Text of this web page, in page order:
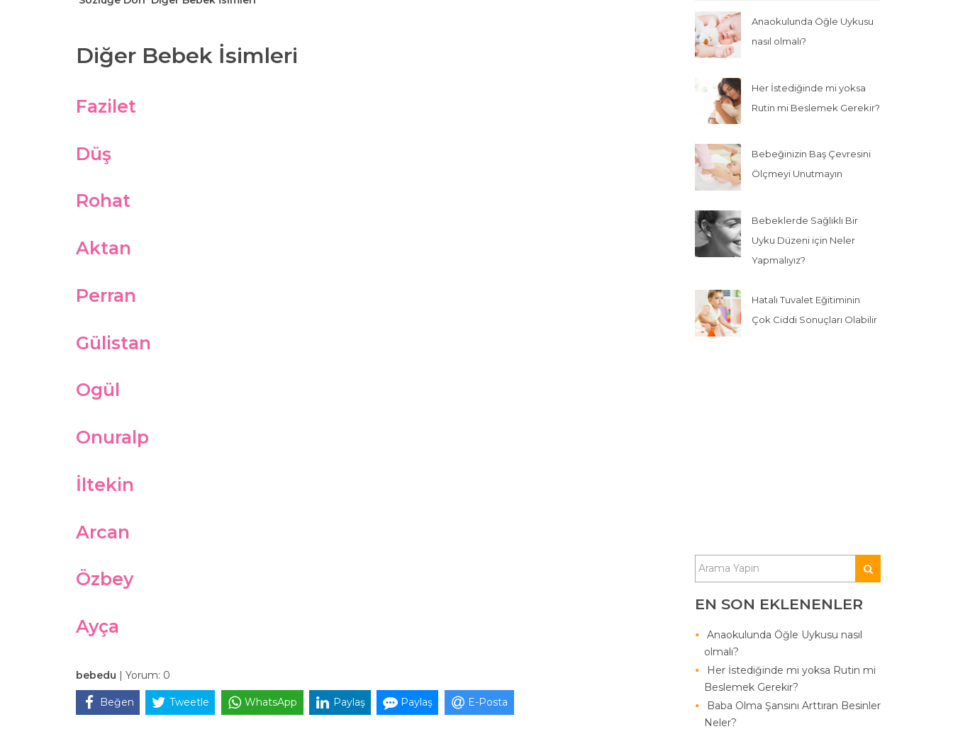
Diğer Bebek İsimleri
Fazilet
Düş
Rohat
Aktan
Perran
Gülistan
Ogül
Onuralp
İltekin
Arcan
Özbey
Ayça
bebedu | Yorum: 0
Beğen Tweetle WhatsApp Paylaş Paylaş E-Posta
Anaokulunda Öğle Uykusu
nasıl olmalı?
Her İstediğinde mi yoksa
Rutin mi Beslemek Gerekir?
Bebeğinizin Baş Çevresini
Ölçmeyi Unutmayın
Bebeklerde Sağlıklı Bir
Uyku Düzeni için Neler
Yapmalıyız?
Hatalı Tuvalet Eğitiminin
Çok Ciddi Sonuçları Olabilir
EN SON EKLENENLER
Anaokulunda Öğle Uykusu nasıl
olmalı?
Her İstediğinde mi yoksa Rutin mi
Beslemek Gerekir?
Baba Olma Şansını Arttıran Besinler
Neler?